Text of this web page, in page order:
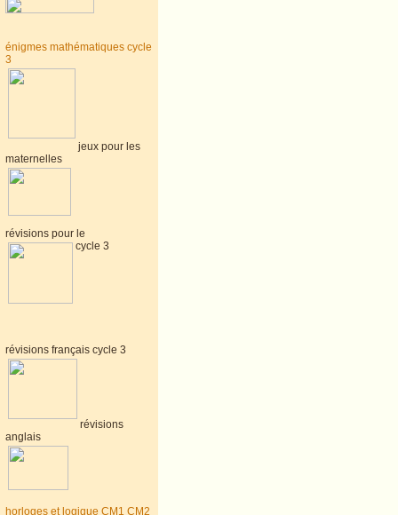
énigmes mathématiques cycle
3
jeux pour les
maternelles
révisions pour le
cycle 3
révisions français cycle 3
révisions
anglais
horloges et logique CM1 CM2